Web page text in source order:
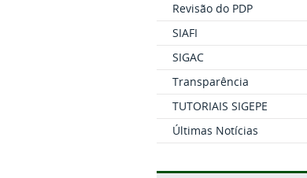
Revisão do PDP
SIAFI
SIGAC
Transparência
TUTORIAIS SIGEPE
Últimas Notícias